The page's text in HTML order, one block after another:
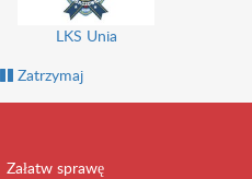
LKS Unia
Zatrzymaj
Załatw sprawę